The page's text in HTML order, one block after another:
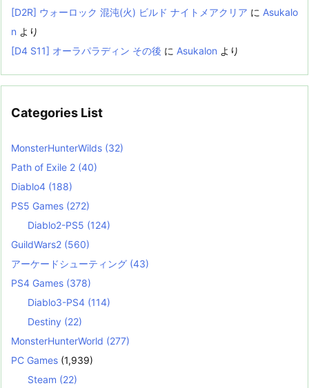
[D2R] ウォーロック 混沌(火) ビルド ナイトメアクリア に Asukalo
n より
[D4 S11] オーラパラディン その後 に Asukalon より
Categories List
MonsterHunterWilds (32)
Path of Exile 2 (40)
Diablo4 (188)
PS5 Games (272)
Diablo2-PS5 (124)
GuildWars2 (560)
アーケードシューティング (43)
PS4 Games (378)
Diablo3-PS4 (114)
Destiny (22)
MonsterHunterWorld (277)
PC Games (1,939)
Steam (22)